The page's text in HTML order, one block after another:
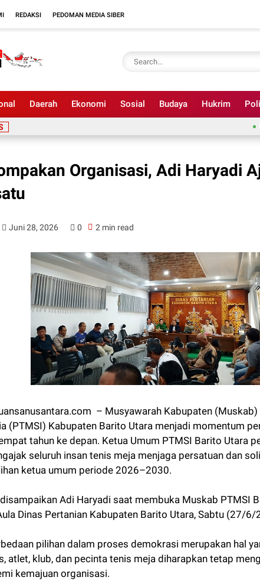
REDAKSI PEDOMAN MEDIA SIBER
Daerah Ekonomi Sosial Budaya Hukrim
Organisasi, Adi Haryadi
Juni 28, 2026 0 2 min read
– Musyawarah Kabupaten
(PTMSI) Kabupaten Barito Utara menjadi momentum
tahun ke depan. Ketua Umum PTMSI Barito Utara
seluruh insan tenis meja menjaga persatuan dan
ketua umum periode 2026–2030.
Adi Haryadi saat membuka Muskab PTMSI
Dinas Pertanian Kabupaten Barito Utara, Sabtu (27/6/
pilihan dalam proses demokrasi merupakan hal
atlet, klub, dan pecinta tenis meja diharapkan tetap
kemajuan organisasi.